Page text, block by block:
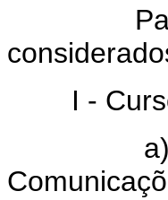
I -
a) os de